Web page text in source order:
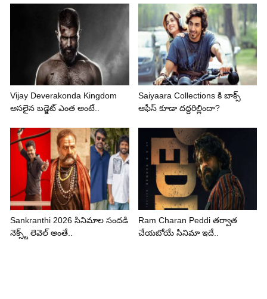
Vijay Deverakonda Kingdom
అసలైన బడ్జెట్ ఎంత అంటే..
Saiyaara Collections కి బాక్స్
ఆఫీస్ కూడా దద్దరిల్లిందా?
Sankranthi 2026 సినిమాల సందడి
నెక్స్ట్ లెవెల్ అంతే..
Ram Charan Peddi తర్వాత
చేయబోయే సినిమా ఇదే..